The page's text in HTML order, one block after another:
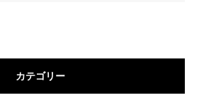
カテゴリー